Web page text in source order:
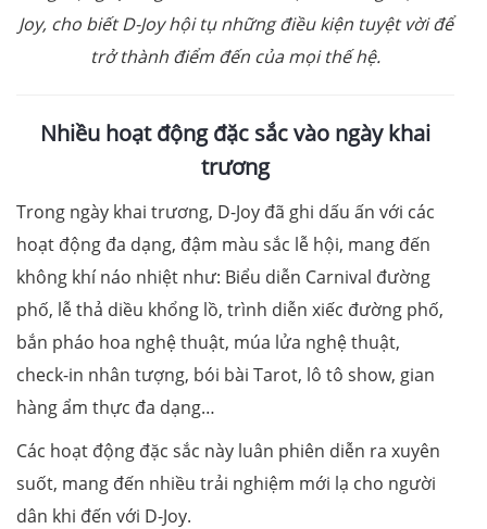
Joy, cho biết D-Joy hội tụ những điều kiện tuyệt vời để
trở thành điểm đến của mọi thế hệ.
Nhiều hoạt động đặc sắc vào ngày khai
trương
Trong ngày khai trương, D-Joy đã ghi dấu ấn với các
hoạt động đa dạng, đậm màu sắc lễ hội, mang đến
không khí náo nhiệt như: Biểu diễn Carnival đường
phố, lễ thả diều khổng lồ, trình diễn xiếc đường phố,
bắn pháo hoa nghệ thuật, múa lửa nghệ thuật,
check-in nhân tượng, bói bài Tarot, lô tô show, gian
hàng ẩm thực đa dạng…
Các hoạt động đặc sắc này luân phiên diễn ra xuyên
suốt, mang đến nhiều trải nghiệm mới lạ cho người
dân khi đến với D-Joy.